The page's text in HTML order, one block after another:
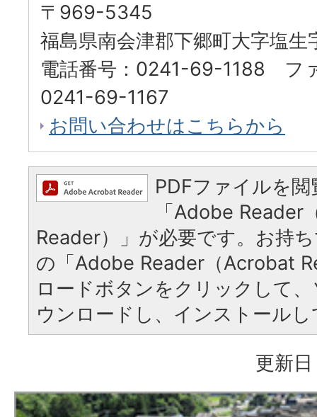
〒969-5345
福島県南会津郡下郷町大字塩
電話番号：0241-69-1188 フ
0241-69-1167
お問い合わせはこちらから
PDFファイルを
「Adobe Reader
Reader）」が必要です。お持
の「Adobe Reader（Acrobat
ロードボタンをクリックして
ウンロードし、インストール
更新